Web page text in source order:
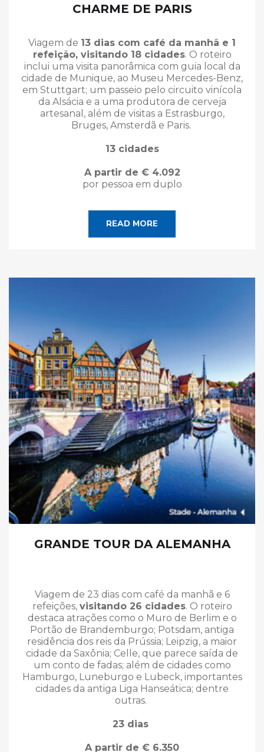
CHARME DE PARIS
Viagem de 13 dias com café da manhã e 1
refeição, visitando 18 cidades. O roteiro
inclui uma visita panorâmica com guia local da
cidade de Munique, ao Museu Mercedes-Benz,
em Stuttgart; um passeio pelo circuito vinícola
da Alsácia e a uma produtora de cerveja
artesanal, além de visitas a Estrasburgo,
Bruges, Amsterdã e Paris.
13 cidades
A partir de € 4.092
por pessoa em duplo
READ MORE
GRANDE TOUR DA ALEMANHA
Viagem de 23 dias com café da manhã e 6
refeições, visitando 26 cidades. O roteiro
destaca atrações como o Muro de Berlim e o
Portão de Brandemburgo; Potsdam, antiga
residência dos reis da Prússia; Leipzig, a maior
cidade da Saxônia; Celle, que parece saída de
um conto de fadas; além de cidades como
Hamburgo, Luneburgo e Lubeck, importantes
cidades da antiga Liga Hanseática; dentre
outras.
23 dias
A partir de € 6.350